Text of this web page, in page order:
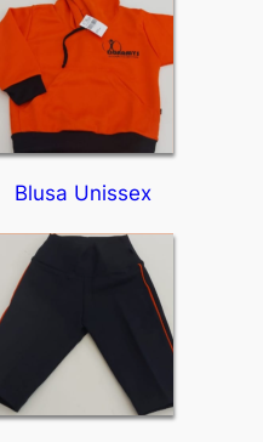
Blusa Unissex